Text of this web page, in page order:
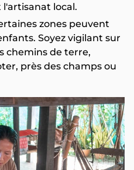
local.
zones peuvent
Soyez vigilant sur
chemins de terre,
près des champs ou